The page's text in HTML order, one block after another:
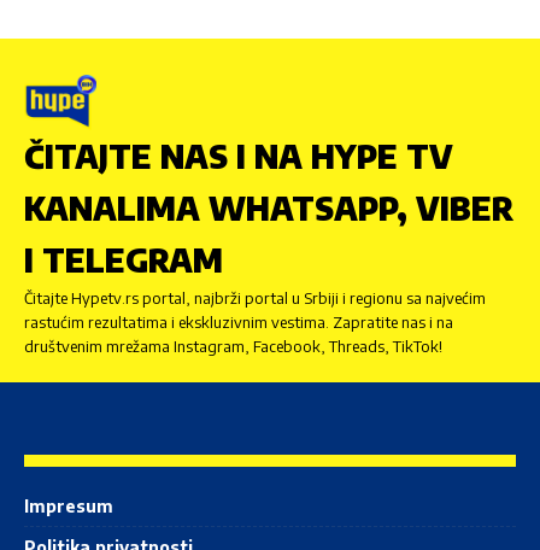
ČITAJTE NAS I NA HYPE TV
KANALIMA WHATSAPP, VIBER
I TELEGRAM
Čitajte Hypetv.rs portal, najbrži portal u Srbiji i regionu sa najvećim
rastućim rezultatima i ekskluzivnim vestima. Zapratite nas i na
društvenim mrežama Instagram, Facebook, Threads, TikTok!
Impresum